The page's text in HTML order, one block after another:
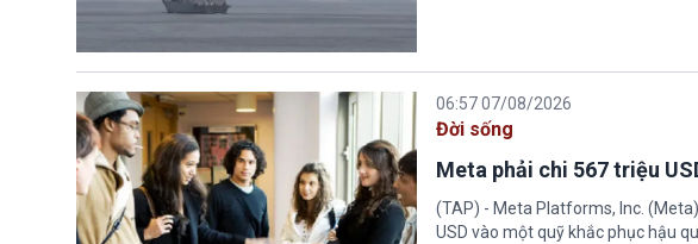
06:57 07/08/2026
Đời sống
Meta phải chi 567 triệu
(TAP) - Meta Platforms, Inc.
USD vào một quỹ khắc phục hậu